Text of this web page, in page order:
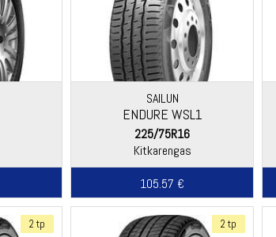
SAILUN
ENDURE WSL1
225/75R16
Kitkarengas
105.57 €
2 tp 2 tp